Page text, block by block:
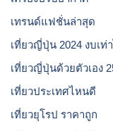
เทรนด์แฟชั่นล่าสุด
เที่ยวญี่ปุ่น 2024 งบเท่
เที่ยวญี่ปุ่นด้วยตัวเอง
เที่ยวประเทศไหนดี
เที่ยวยุโรป ราคาถูก